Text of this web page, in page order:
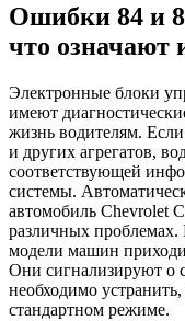
Ошибки 84 и
что означают
Электронные блоки
имеют
жизнь водителям.
и других агрегатов,
соответствующей
системы.
автомобиль Chevrolet
различных проблемах.
модели машин
Они сигнализируют о
необходимо
стандартном режиме.